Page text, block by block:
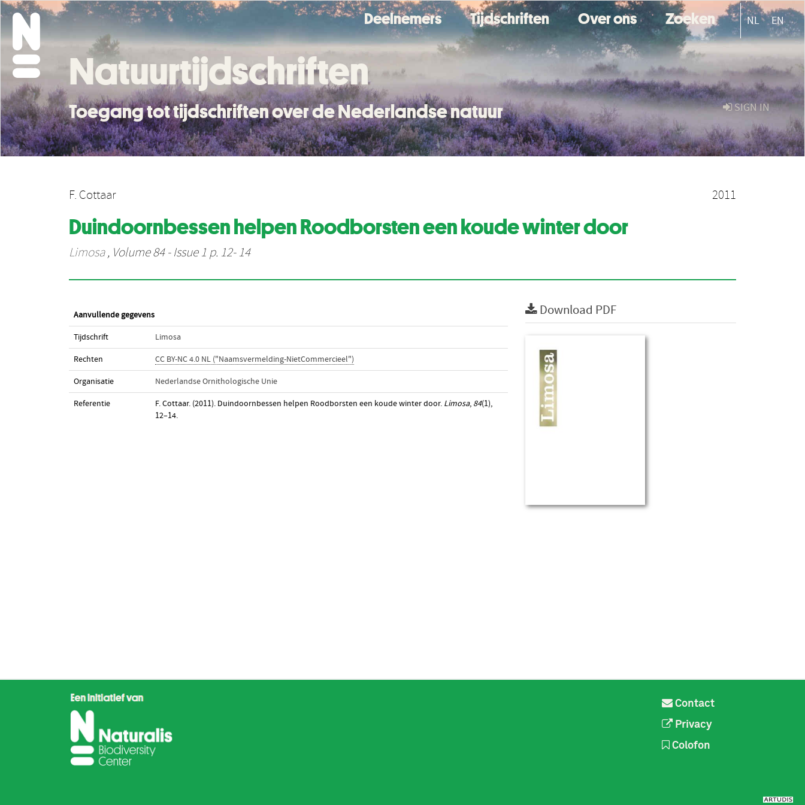
Deelnemers Tijdschriften Over ons Zoeken NL EN
SIGN IN
Natuurtijdschriften
Toegang tot tijdschriften over de Nederlandse natuur
F. Cottaar 2011
Duindoornbessen helpen Roodborsten een koude winter door
Limosa, Volume 84 - Issue 1 p. 12- 14
Aanvullende gegevens
Tijdschrift Limosa
Rechten CC BY-NC 4.0 NL ("Naamsvermelding-NietCommercieel")
Organisatie Nederlandse Ornithologische Unie
Referentie F. Cottaar. (2011). Duindoornbessen helpen Roodborsten een koude winter door. Limosa, 84(1),
12–14.
Download PDF
Contact
Privacy
Colofon